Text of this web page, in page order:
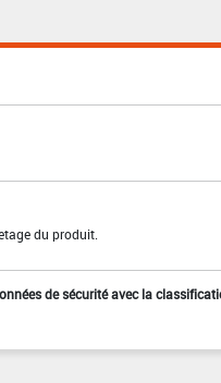
du produit.
de sécurité avec la